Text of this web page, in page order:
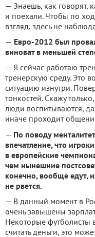
— Знаешь, как говорят,
и поехали. Чтобы по
взгляд, здесь не
— Евро-2012 был
виноват в меньшей
— Я сейчас работаю
тренерскую среду. Это
ситуацию изнутри.
тонкостей. Скажу
люди воспитываются,
иначе проходит
— По поводу
впечатление, что
в европейские
чем нынешние
конечно, вообще едут,
не рвется.
— В данный момент в
очень завышены
Некоторые футболисты
считать деньги, это